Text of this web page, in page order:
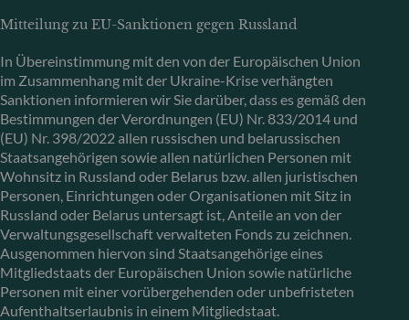
Mitteilung zu EU-Sanktionen gegen Russland
In Übereinstimmung mit den von der Europäischen Union
im Zusammenhang mit der Ukraine-Krise verhängten
Sanktionen informieren wir Sie darüber, dass es gemäß den
Bestimmungen der Verordnungen (EU) Nr. 833/2014 und
(EU) Nr. 398/2022 allen russischen und belarussischen
Staatsangehörigen sowie allen natürlichen Personen mit
Wohnsitz in Russland oder Belarus bzw. allen juristischen
Personen, Einrichtungen oder Organisationen mit Sitz in
Russland oder Belarus untersagt ist, Anteile an von der
Verwaltungsgesellschaft verwalteten Fonds zu zeichnen.
Ausgenommen hiervon sind Staatsangehörige eines
Mitgliedstaats der Europäischen Union sowie natürliche
Personen mit einer vorübergehenden oder unbefristeten
Aufenthaltserlaubnis in einem Mitgliedstaat.